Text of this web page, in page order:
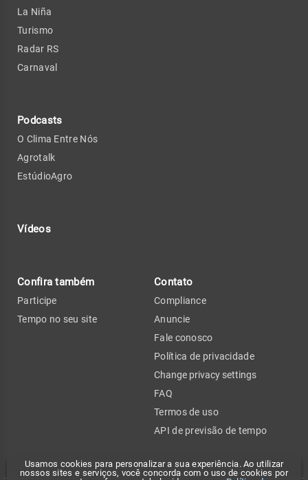
Usamos cookies para personalizar a sua experiência. Ao utilizar
nossos sites e serviços, você concorda com o uso de cookies por
La Niña
Turismo
Radar RS
Carnaval
Podcasts
O Clima Entre Nós
Agrotalk
EstúdioAgro
Vídeos
Confira também
Participe
Tempo no seu site
Contato
Compliance
Anuncie
Fale conosco
Política de privacidade
Change privacy settings
FAQ
Termos de uso
API de previsão de tempo